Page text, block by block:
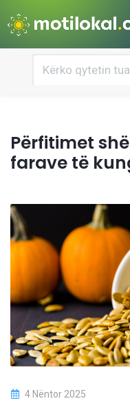
Përfitimet
farave të
4 Nëntor 2025